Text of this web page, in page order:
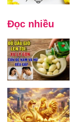
Đọc nhiều